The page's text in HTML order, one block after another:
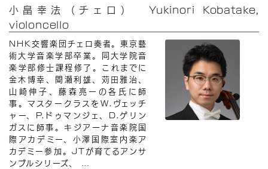
小畠幸法（チェロ） Yukinori Kobatake,
violoncello
NHK交響楽団チェロ奏者。東京藝
術大学音楽学部卒業。同大学院音
楽学部修士課程修了。これまでに
金木博幸、間瀬利雄、苅田雅治、
山崎伸子、藤森亮一の各氏に師
事。マスタークラスをW.ヴェッチ
ャー、P.ドゥマンジェ、D.ゲリン
ガスに師事。キジアーナ音楽院国
際アカデミー、小澤国際室内楽ア
カデミー参加。JTが育てるアンサ
ンブルシリーズ、